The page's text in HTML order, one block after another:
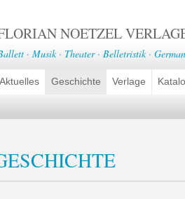
NOETZEL
· Musik · Theater · Belletristik ·
Aktuelles Geschichte Verlage